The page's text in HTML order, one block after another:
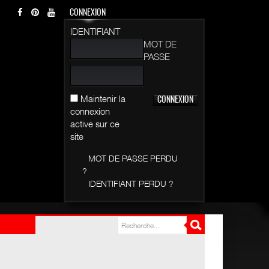
CONNEXION
IDENTIFIANT
MOT DE
PASSE
Maintenir la
connexion
active sur ce
site
MOT DE PASSE PERDU
?
IDENTIFIANT PERDU ?